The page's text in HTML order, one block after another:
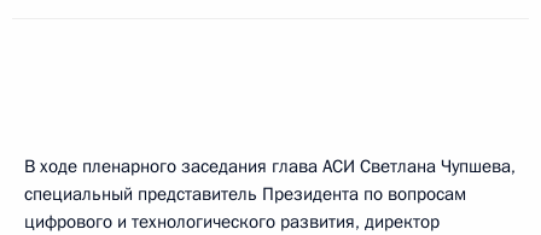
В ходе пленарного заседания глава АСИ Светлана Чупшева,
специальный представитель Президента по вопросам
цифрового и технологического развития, директор